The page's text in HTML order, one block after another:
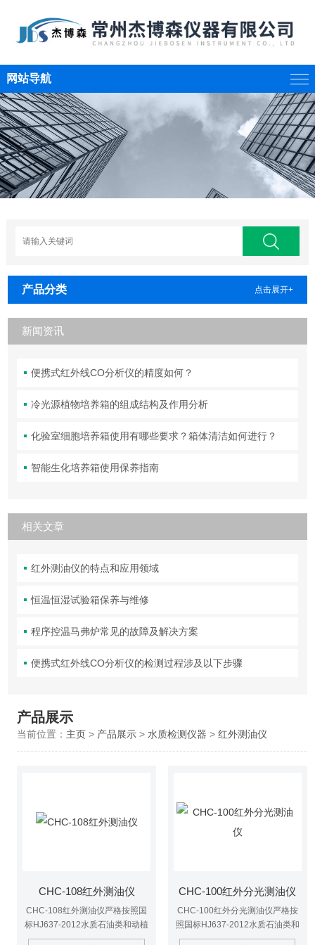
网站导航
产品分类 点击展开+
新闻资讯
便携式红外线CO分析仪的精度如何？
冷光源植物培养箱的组成结构及作用分析
化验室细胞培养箱使用有哪些要求？箱体清洁如何进行？
智能生化培养箱使用保养指南
相关文章
红外测油仪的特点和应用领域
恒温恒湿试验箱保养与维修
程序控温马弗炉常见的故障及解决方案
便携式红外线CO分析仪的检测过程涉及以下步骤
产品展示
当前位置： 主页> 产品展示> 水质检测仪器 > 红外测油仪
CHC-108红外测油仪
CHC-108红外测油仪严格按照国
标HJ637-2012水质石油类和动植
物油的测定红外光度法设计制造.
CHC-100红外分光测油仪
CHC-100红外分光测油仪严格按
照国标HJ637-2012水质石油类和
动植物油的测定红外光度法设计制